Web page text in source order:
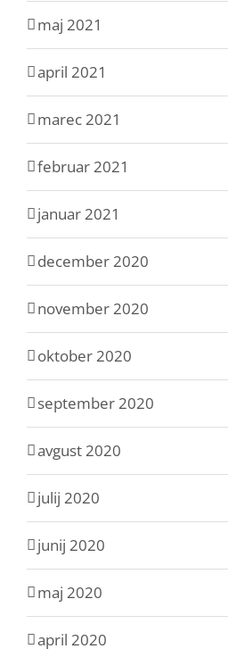
maj 2021
april 2021
marec 2021
februar 2021
januar 2021
december 2020
november 2020
oktober 2020
september 2020
avgust 2020
julij 2020
junij 2020
maj 2020
april 2020